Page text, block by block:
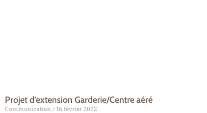
Projet d’extension Garderie/Centre aéré
Communication 16 février 2022